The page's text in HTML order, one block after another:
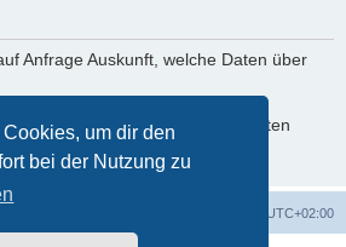
um dir den
bei der Nutzung zu
Anfrage Auskunft, welche Daten über
bzw. Sperrung deiner Daten
bitte den Betreiber.
UTC+02:00